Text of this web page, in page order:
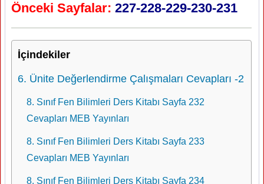
Önceki Sayfalar: 227-228-229-230-231
İçindekiler
6. Ünite Değerlendirme Çalışmaları Cevapları -2
8. Sınıf Fen Bilimleri Ders Kitabı Sayfa 232
Cevapları MEB Yayınları
8. Sınıf Fen Bilimleri Ders Kitabı Sayfa 233
Cevapları MEB Yayınları
8. Sınıf Fen Bilimleri Ders Kitabı Sayfa 234